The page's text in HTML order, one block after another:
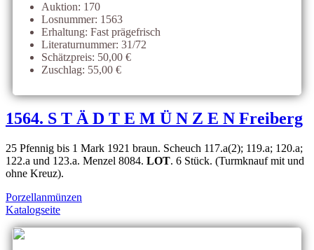
Auktion: 170
Losnummer: 1563
Erhaltung: Fast prägefrisch
Literaturnummer: 31/72
Schätzpreis: 50,00 €
Zuschlag: 55,00 €
1564. S T Ä D T E M Ü N Z E N Freiberg
25 Pfennig bis 1 Mark 1921 braun. Scheuch 117.a(2); 119.a; 120.a;
122.a und 123.a. Menzel 8084. LOT. 6 Stück. (Turmknauf mit und
ohne Kreuz).
Porzellanmünzen
Katalogseite